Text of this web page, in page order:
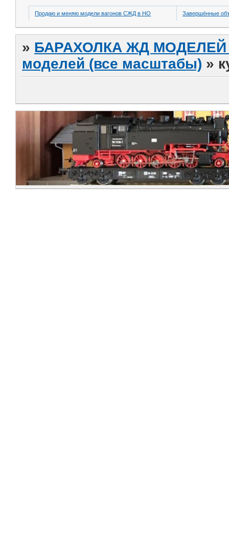
Продаю и меняю модели вагонов СЖД в НО Завершённые
» БАРАХОЛКА ЖД МОДЕЛЕЙ
моделей (все масштабы) »